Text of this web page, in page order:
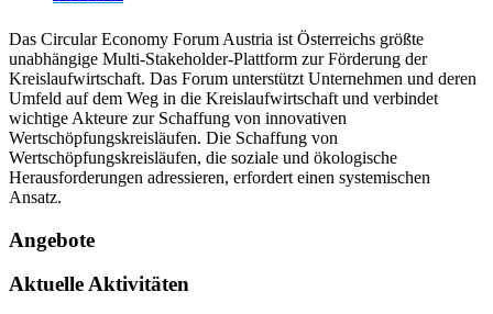
Das Circular Economy Forum Austria ist Österreichs größte
unabhängige Multi-Stakeholder-Plattform zur Förderung der
Kreislaufwirtschaft. Das Forum unterstützt Unternehmen und deren
Umfeld auf dem Weg in die Kreislaufwirtschaft und verbindet
wichtige Akteure zur Schaffung von innovativen
Wertschöpfungskreisläufen. Die Schaffung von
Wertschöpfungskreisläufen, die soziale und ökologische
Herausforderungen adressieren, erfordert einen systemischen
Ansatz.
Angebote
Aktuelle Aktivitäten